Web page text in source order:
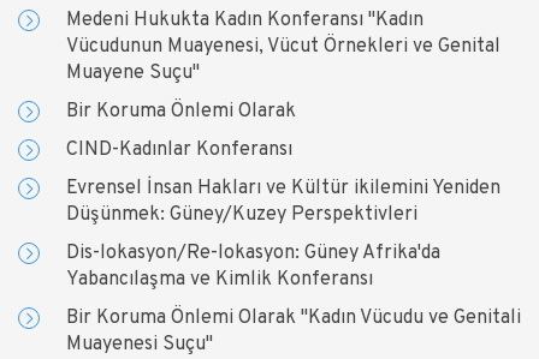
Medeni Hukukta Kadın Konferansı "Kadın
Vücudunun Muayenesi, Vücut Örnekleri ve Genital
Muayene Suçu"
Bir Koruma Önlemi Olarak
CIND-Kadınlar Konferansı
Evrensel İnsan Hakları ve Kültür ikilemini Yeniden
Düşünmek: Güney/Kuzey Perspektivleri
Dis-lokasyon/Re-lokasyon: Güney Afrika'da
Yabancılaşma ve Kimlik Konferansı
Bir Koruma Önlemi Olarak "Kadın Vücudu ve Genitali
Muayenesi Suçu"